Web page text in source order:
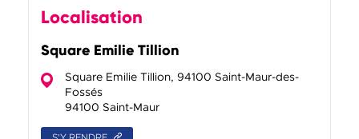
Localisation
Square Emilie Tillion
Square Emilie Tillion, 94100 Saint-Maur-des-
Fossés
94100 Saint-Maur